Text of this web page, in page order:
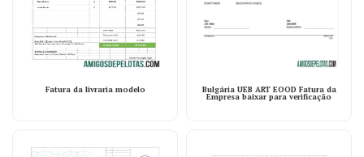
Fatura da livraria modelo Bulgária UEB ART EOOD Fatura da
Empresa baixar para verificação